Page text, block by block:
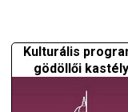
Kulturális
gödöllői